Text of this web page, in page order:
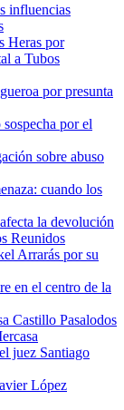
influencias
Heras por
a Tubos
por presunta
por el
sobre abuso
cuando los
la devolución
Reunidos
Arrarás por su
en el centro de la
Castillo Pasalodos
juez Santiago
López